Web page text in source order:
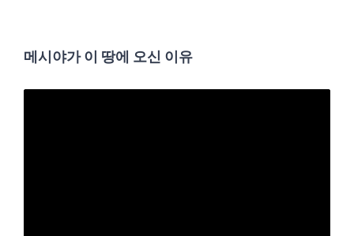
메시야가 이 땅에 오신 이유